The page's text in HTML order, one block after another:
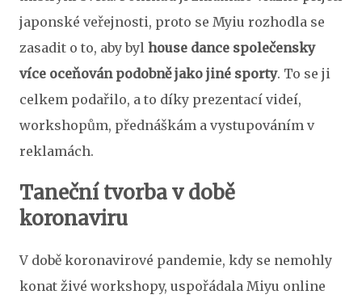
japonské veřejnosti, proto se Myiu rozhodla se
zasadit o to, aby byl house dance společensky
více oceňován podobně jako jiné sporty. To se ji
celkem podařilo, a to díky prezentací videí,
workshopům, přednáškám a vystupováním v
reklamách.
Taneční tvorba v době
koronaviru
V době koronavirové pandemie, kdy se nemohly
konat živé workshopy, uspořádala Miyu online